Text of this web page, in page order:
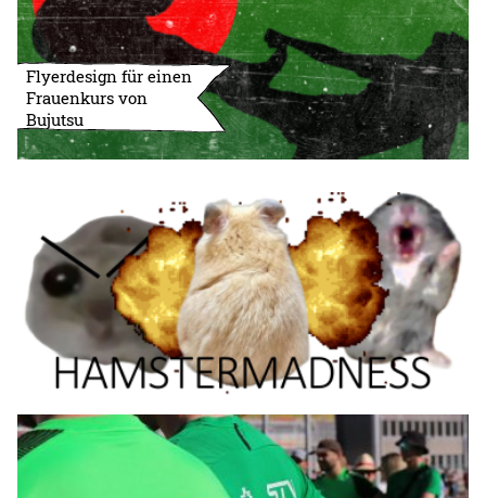
Flyerdesign für einen
Frauenkurs von
Bujutsu